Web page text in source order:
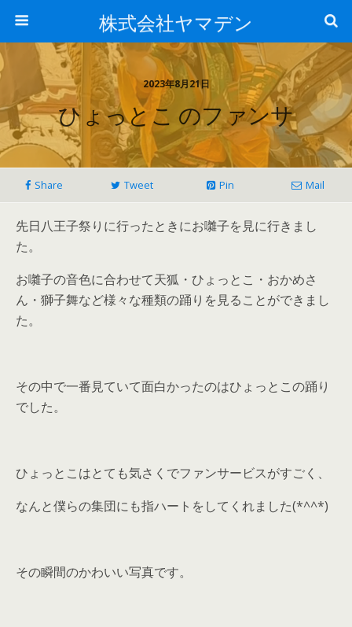
株式会社ヤマデン
2023年8月21日
ひょっとこ のファンサ
Share Tweet Pin Mail
先日八王子祭りに行ったときにお囃子を見に行きまし
た。
お囃子の音色に合わせて天狐・ひょっとこ・おかめさ
ん・獅子舞など様々な種類の踊りを見ることができまし
た。
その中で一番見ていて面白かったのはひょっとこの踊り
でした。
ひょっとこはとても気さくでファンサービスがすごく、
なんと僕らの集団にも指ハートをしてくれました(*^^*)
その瞬間のかわいい写真です。